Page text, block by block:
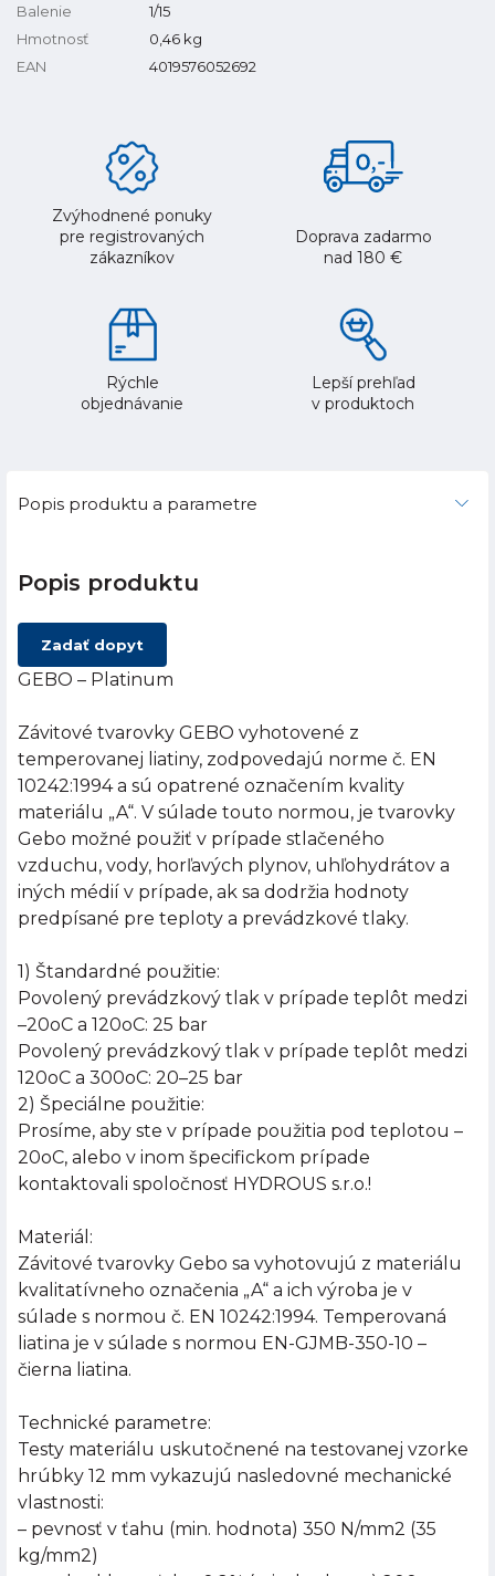
Balenie
1/15
Hmotnosť
0,46 kg
EAN
4019576052692
Zvýhodnené ponuky
pre registrovaných
zákazníkov
Doprava zadarmo
nad 180 €
Rýchle
objednávanie
Lepší prehľad
v produktoch
Popis produktu a parametre
Popis produktu
Zadať dopyt
GEBO – Platinum
Závitové tvarovky GEBO vyhotovené z
temperovanej liatiny, zodpovedajú norme č. EN
10242:1994 a sú opatrené označením kvality
materiálu „A“. V súlade touto normou, je tvarovky
Gebo možné použiť v prípade stlačeného
vzduchu, vody, horľavých plynov, uhľohydrátov a
iných médií v prípade, ak sa dodržia hodnoty
predpísané pre teploty a prevádzkové tlaky.
1) Štandardné použitie:
Povolený prevádzkový tlak v prípade teplôt medzi
–20oC a 120oC: 25 bar
Povolený prevádzkový tlak v prípade teplôt medzi
120oC a 300oC: 20–25 bar
2) Špeciálne použitie:
Prosíme, aby ste v prípade použitia pod teplotou –
20oC, alebo v inom špecifickom prípade
kontaktovali spoločnosť HYDROUS s.r.o.!
Materiál:
Závitové tvarovky Gebo sa vyhotovujú z materiálu
kvalitatívneho označenia „A“ a ich výroba je v
súlade s normou č. EN 10242:1994. Temperovaná
liatina je v súlade s normou EN-GJMB-350-10 –
čierna liatina.
Technické parametre:
Testy materiálu uskutočnené na testovanej vzorke
hrúbky 12 mm vykazujú nasledovné mechanické
vlastnosti:
– pevnosť v ťahu (min. hodnota) 350 N/mm2 (35
kg/mm2)